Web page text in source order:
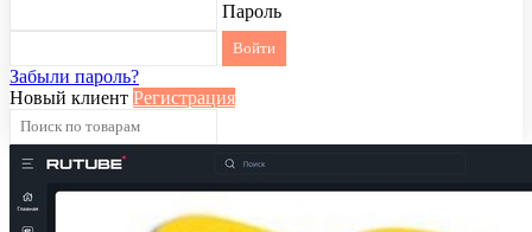
Пароль
Забыли пароль?
Новый клиент Регистрация